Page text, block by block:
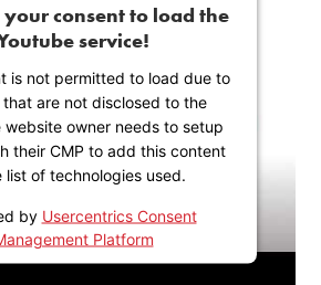
your consent to load the
service!
is not permitted to load due to
are not disclosed to the
website owner needs to setup
their CMP to add this content
list of technologies used.
by Usercentrics Consent
Platform